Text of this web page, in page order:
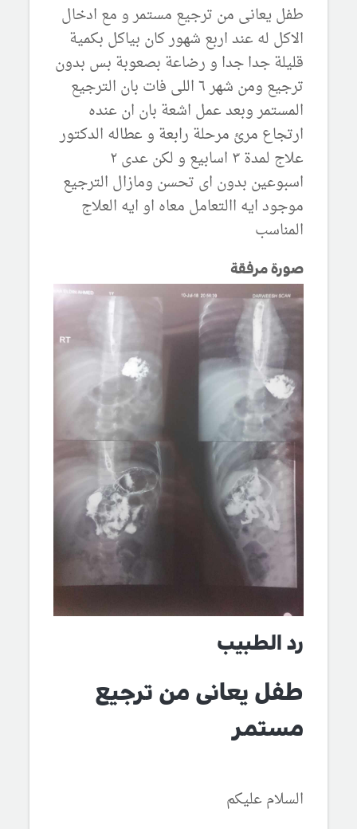
طفل يعانى من ترجيع مستمر و مع ادخال
الاكل له عند اربع شهور كان بياكل بكمية
قليلة جدا جدا و رضاعة بصعوبة بس بدون
ترجيع ومن شهر ٦ اللى فات بان الترجيع
المستمر وبعد عمل اشعة بان ان عنده
ارتجاع مرئ مرحلة رابعة و عطاله الدكتور
علاج لمدة ٣ اسابيع و لكن عدى ٢
اسبوعين بدون اى تحسن ومازال الترجيع
موجود ايه االتعامل معاه او ايه العلاج
المناسب
صورة مرفقة
رد الطبيب
طفل يعانى من ترجيع
مستمر
السلام عليكم